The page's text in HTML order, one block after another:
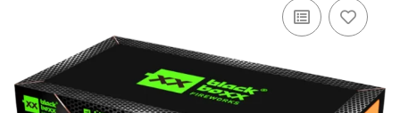
An dieser Stelle findest Du Inhalte von Drittanbietern (Youtube).
Möchtest Du Inhalte von Drittanbietern angezeigt bekommen, klicke
bitte in den Einstellungen zur Privatssphäre "Alle akzeptieren" und
lade anschließend die Seite neu.